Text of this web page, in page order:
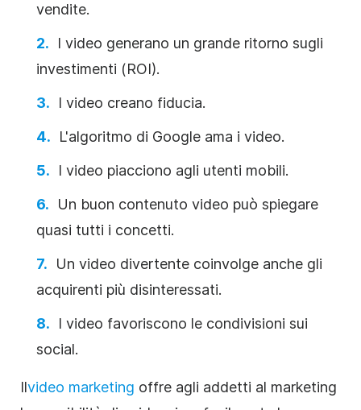
vendite.
I video generano un grande ritorno sugli
investimenti (ROI).
I video creano fiducia.
L'algoritmo di Google ama i video.
I video piacciono agli utenti mobili.
Un buon contenuto video può spiegare
quasi tutti i concetti.
Un video divertente coinvolge anche gli
acquirenti più disinteressati.
I video favoriscono le condivisioni sui
social.
Ilvideo marketing offre agli addetti al marketing